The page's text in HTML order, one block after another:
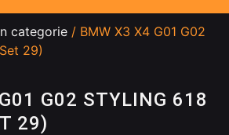
categorie / BMW X3 X4 G01 G02
29)
G02 STYLING 618
29)